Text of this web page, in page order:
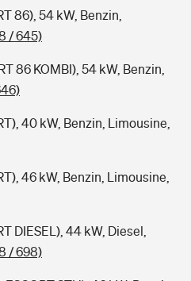
86), 54 kW, Benzin,
/ 645)
86 KOMBI), 54 kW, Benzin,
40 kW, Benzin, Limousine,
46 kW, Benzin, Limousine,
DIESEL), 44 kW, Diesel,
/ 698)